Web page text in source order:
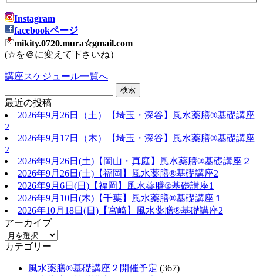
Instagram
facebookページ
mikity.0720.mura☆gmail.com
(☆を＠に変えて下さいね）
講座スケジュール一覧へ
最近の投稿
2026年9月26日（土）【埼玉・深谷】風水薬膳®基礎講座
2
2026年9月17日（木）【埼玉・深谷】風水薬膳®基礎講座
2
2026年9月26日(土)【岡山・真庭】風水薬膳®基礎講座２
2026年9月26日(土)【福岡】風水薬膳®︎基礎講座2
2026年9月6日(日)【福岡】風水薬膳®︎基礎講座1
2026年9月10日(木)【千葉】風水薬膳®︎基礎講座１
2026年10月18日(日)【宮崎】風水薬膳®︎基礎講座2
アーカイブ
カテゴリー
風水薬膳®基礎講座２開催予定 (367)